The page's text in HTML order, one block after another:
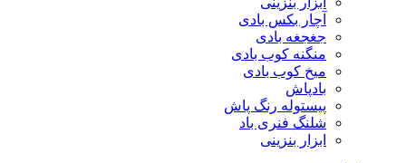
آچار بکس بادی
جغجغه بادی
منگنه کوب بادی
میخ کوب بادی
بادپاش
پیستوله رنگ پاش
شلنگ فنری باد
ابزار بنزینی